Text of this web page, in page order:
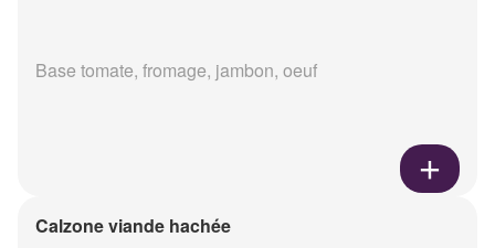
Base tomate, fromage, jambon, oeuf
Calzone viande hachée